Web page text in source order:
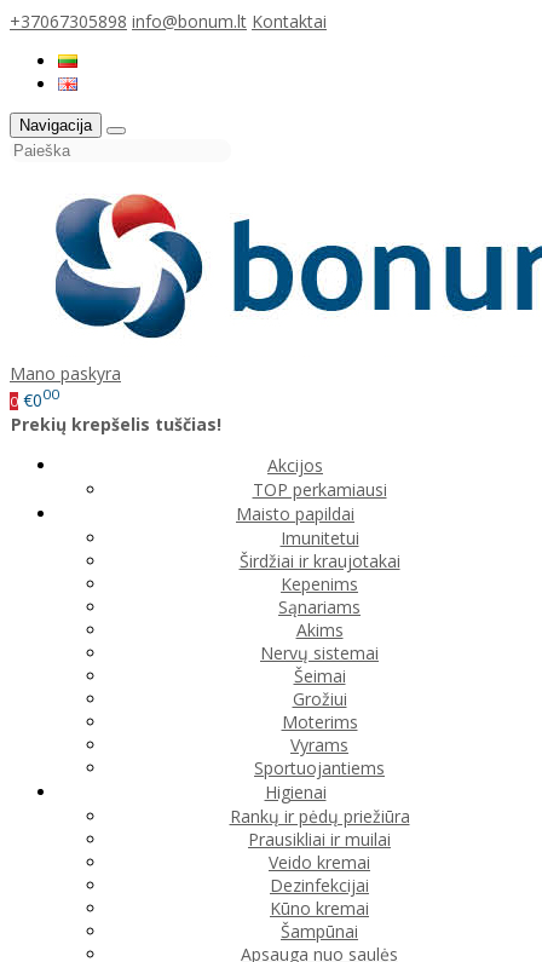
+37067305898 info@bonum.lt Kontaktai
Navigacija
Mano paskyra
0 €000
Prekių krepšelis tuščias!
Akcijos
TOP perkamiausi
Maisto papildai
Imunitetui
Širdžiai ir kraujotakai
Kepenims
Sąnariams
Akims
Nervų sistemai
Šeimai
Grožiui
Moterims
Vyrams
Sportuojantiems
Higienai
Rankų ir pėdų priežiūra
Prausikliai ir muilai
Veido kremai
Dezinfekcijai
Kūno kremai
Šampūnai
Apsauga nuo saulės